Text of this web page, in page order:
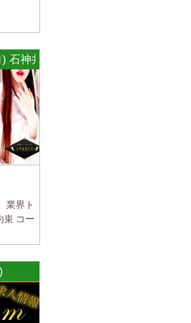
支払
てお
支払
てお
あ
石神井公園ルーム
業界ト
束 コー